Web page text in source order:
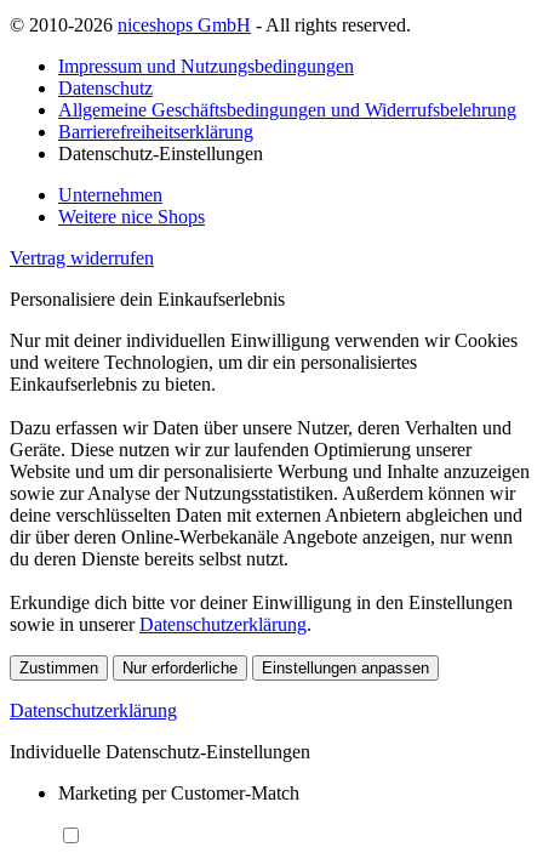
© 2010-2026 niceshops GmbH - All rights reserved.
Impressum und Nutzungsbedingungen
Datenschutz
Allgemeine Geschäftsbedingungen und Widerrufsbelehrung
Barrierefreiheitserklärung
Datenschutz-Einstellungen
Unternehmen
Weitere nice Shops
Vertrag widerrufen
Personalisiere dein Einkaufserlebnis
Nur mit deiner individuellen Einwilligung verwenden wir Cookies
und weitere Technologien, um dir ein personalisiertes
Einkaufserlebnis zu bieten.
Dazu erfassen wir Daten über unsere Nutzer, deren Verhalten und
Geräte. Diese nutzen wir zur laufenden Optimierung unserer
Website und um dir personalisierte Werbung und Inhalte anzuzeigen
sowie zur Analyse der Nutzungsstatistiken. Außerdem können wir
deine verschlüsselten Daten mit externen Anbietern abgleichen und
dir über deren Online-Werbekanäle Angebote anzeigen, nur wenn
du deren Dienste bereits selbst nutzt.
Erkundige dich bitte vor deiner Einwilligung in den Einstellungen
sowie in unsererDatenschutzerklärung.
Zustimmen Nur erforderliche Einstellungen anpassen
Datenschutzerklärung
Individuelle Datenschutz-Einstellungen
Marketing per Customer-Match